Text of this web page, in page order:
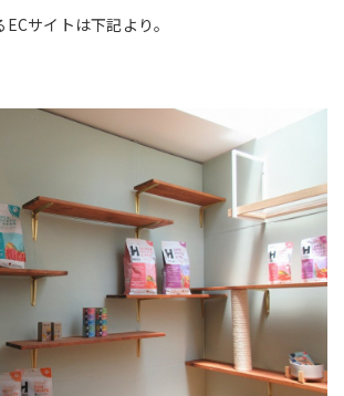
サイトは下記より。